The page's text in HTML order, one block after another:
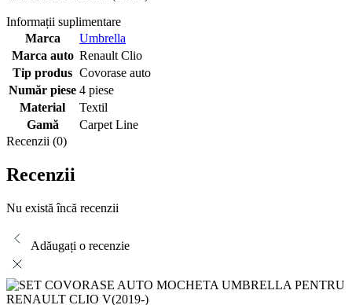
Informații suplimentare
Marca
Umbrella
Marca auto Renault Clio
Tip produs Covorase auto
Număr piese 4 piese
Material
Textil
Gamă
Carpet Line
Recenzii (0)
Recenzii
Nu există încă recenzii
Adăugați o recenzie